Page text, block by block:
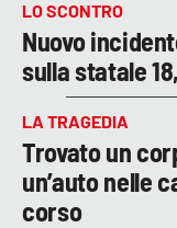
LO SCONTRO
Nuovo
sulla statale
LA TRAGEDIA
Trovato un
un’auto nelle
corso